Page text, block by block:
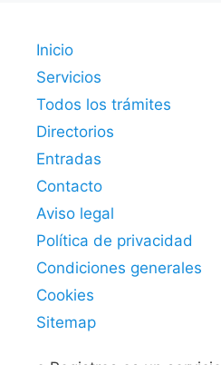
Inicio
Servicios
Todos los trámites
Directorios
Entradas
Contacto
Aviso legal
Política de privacidad
Condiciones generales
Cookies
Sitemap